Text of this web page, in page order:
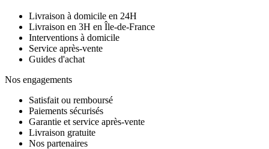
Livraison à domicile en 24H
Livraison en 3H en Île-de-France
Interventions à domicile
Service après-vente
Guides d'achat
Nos engagements
Satisfait ou remboursé
Paiements sécurisés
Garantie et service après-vente
Livraison gratuite
Nos partenaires